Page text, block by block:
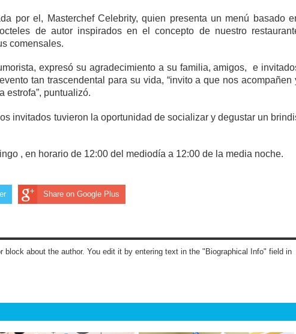
por el, Masterchef Celebrity, quien presenta un menú basado
de autor inspirados en el concepto de nuestro
comensales.
expresó su agradecimiento a su familia, amigos, e
tan trascendental para su vida, “invito a que nos acompañen
estrofa”, puntualizó.
invitados tuvieron la oportunidad de socializar y degustar un
, en horario de 12:00 del mediodía a 12:00 de la media noche.
Share on Google Plus
block about the author. You edit it by entering text in the "Biographical Info" field in